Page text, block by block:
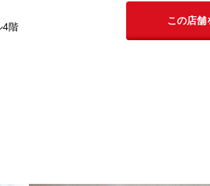
4階
この店舗